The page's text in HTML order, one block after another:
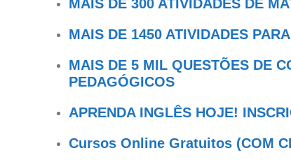
MAIS DE 300 ATIVIDADES DE
MAIS DE 1450 ATIVIDADES
MAIS DE 5 MIL QUESTÕES DE
PEDAGÓGICOS
APRENDA INGLÊS HOJE!
Cursos Online Gratuitos (COM